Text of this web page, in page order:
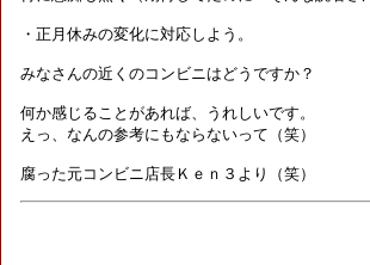
・正月休みの変化に対応しよう。
みなさんの近くのコンビニはどうですか？
何か感じることがあれば、うれしいです。
えっ、なんの参考にもならないって（笑）